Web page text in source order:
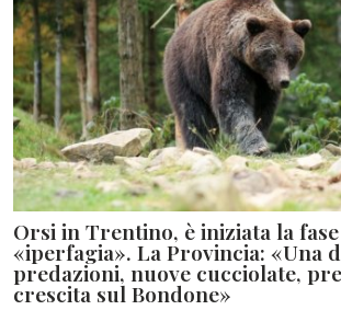
Orsi in Trentino, è iniziata la
«iperfagia». La Provincia: «Una
predazioni, nuove cucciolate,
crescita sul Bondone»